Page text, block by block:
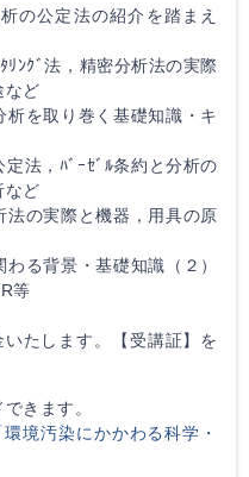
公定法の紹介を踏まえ
ｸﾞ法，精密分析法の実際
など
取り巻く基礎知識・キ
法，ﾊﾞｰｾﾞﾙ条約と分析の
など
の実際と機器，用具の原
る背景・基礎知識（２）
等
たします。【受講証】を
きます。
境汚染にかかわる科学・